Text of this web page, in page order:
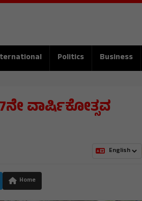
Politics Business
ವಾರ್ಷಿಕೋತ್ಸವ
Home